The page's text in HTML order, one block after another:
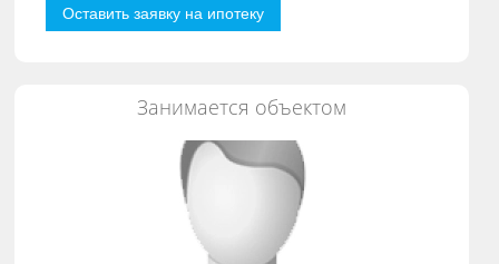
Оставить заявку на ипотеку
Занимается объектом